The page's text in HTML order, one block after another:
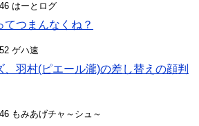
はーとログ
てつまんなくね？
ゲハ速
、羽村(ピエール瀧)の差し替えの顔判
もみあげチャ～シュ～